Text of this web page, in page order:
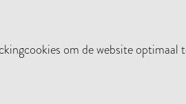
om de website optimaal